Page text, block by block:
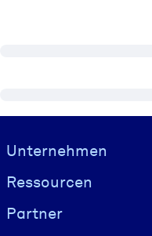
Visually hidden Text
Unternehmen
Ressourcen
Partner